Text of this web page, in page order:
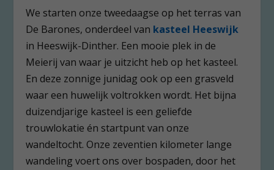
We starten onze tweedaagse op het terras van
De Barones, onderdeel van kasteel Heeswijk
in Heeswijk-Dinther. Een mooie plek in de
Meierij van waar je uitzicht heb op het kasteel.
En deze zonnige junidag ook op een grasveld
waar een huwelijk voltrokken wordt. Het bijna
duizendjarige kasteel is een geliefde
trouwlokatie én startpunt van onze
wandeltocht. Onze zeventien kilometer lange
wandeling voert ons over bospaden, door het